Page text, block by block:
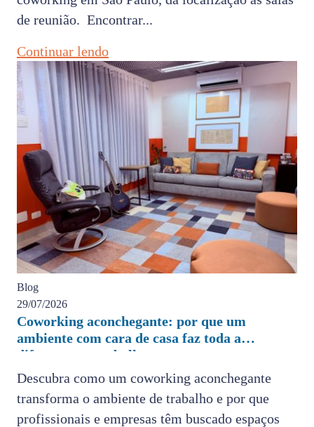
de reunião. Encontrar...
Continuar lendo
Blog
29/07/2026
Coworking aconchegante: por que um
ambiente com cara de casa faz toda a
diferença no trabalho
Descubra como um coworking aconchegante
transforma o ambiente de trabalho e por que
profissionais e empresas têm buscado espaços